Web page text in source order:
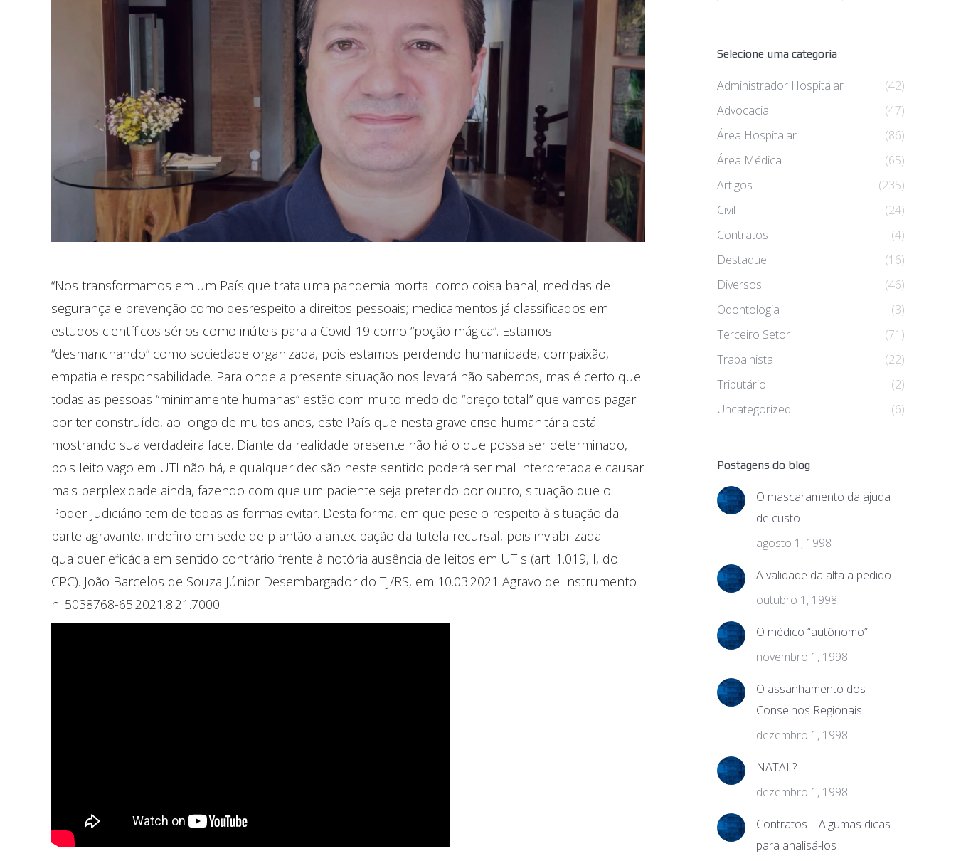
“Nos transformamos em um País que trata uma pandemia mortal como coisa banal; medidas de
segurança e prevenção como desrespeito a direitos pessoais; medicamentos já classificados em
estudos científicos sérios como inúteis para a Covid-19 como “poção mágica”. Estamos
“desmanchando” como sociedade organizada, pois estamos perdendo humanidade, compaixão,
empatia e responsabilidade. Para onde a presente situação nos levará não sabemos, mas é certo que
todas as pessoas “minimamente humanas” estão com muito medo do “preço total” que vamos pagar
por ter construído, ao longo de muitos anos, este País que nesta grave crise humanitária está
mostrando sua verdadeira face. Diante da realidade presente não há o que possa ser determinado,
pois leito vago em UTI não há, e qualquer decisão neste sentido poderá ser mal interpretada e causar
mais perplexidade ainda, fazendo com que um paciente seja preterido por outro, situação que o
Poder Judiciário tem de todas as formas evitar. Desta forma, em que pese o respeito à situação da
parte agravante, indefiro em sede de plantão a antecipação da tutela recursal, pois inviabilizada
qualquer eficácia em sentido contrário frente à notória ausência de leitos em UTIs (art. 1.019, I, do
CPC). João Barcelos de Souza Júnior Desembargador do TJ/RS, em 10.03.2021 Agravo de Instrumento
n. 5038768-65.2021.8.21.7000
Selecione uma categoria
Administrador Hospitalar
(42)
Advocacia
(47)
Área Hospitalar
(86)
Área Médica
(65)
Artigos
(235)
Civil
(24)
Contratos
(4)
Destaque
(16)
Diversos
(46)
Odontologia
(3)
Terceiro Setor
(71)
Trabalhista
(22)
Tributário
(2)
Uncategorized
(6)
Postagens do blog
O mascaramento da ajuda
de custo
agosto 1, 1998
A validade da alta a pedido
outubro 1, 1998
O médico “autônomo”
novembro 1, 1998
O assanhamento dos
Conselhos Regionais
dezembro 1, 1998
NATAL?
dezembro 1, 1998
Contratos – Algumas dicas
para analisá-los